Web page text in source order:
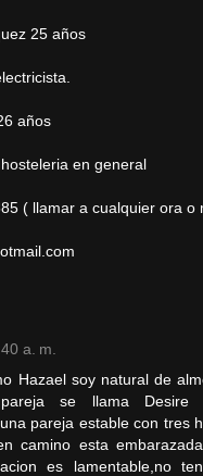
25 años
años
en general
( llamar a cualquier ora o
a. m.
Hazael soy natural de
pareja se llama
pareja estable con tres
camino esta
es lamentable,no